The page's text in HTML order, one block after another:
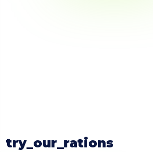
try_our_rations